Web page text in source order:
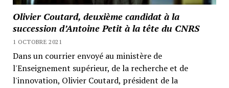
Olivier Coutard, deuxième candidat à la
succession d’Antoine Petit à la tête du CNRS
1 OCTOBRE 2021
Dans un courrier envoyé au ministère de
l'Enseignement supérieur, de la recherche et de
l'innovation, Olivier Coutard, président de la